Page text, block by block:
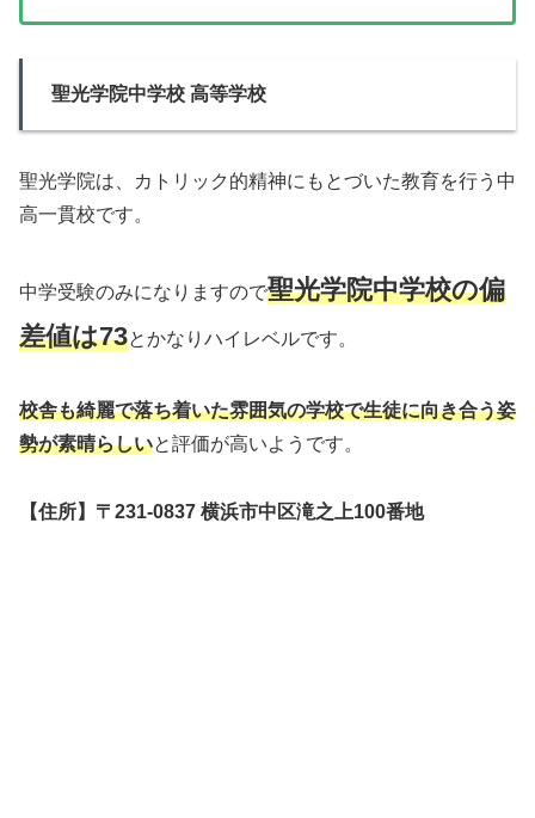
聖光学院中学校 高等学校
聖光学院は、カトリック的精神にもとづいた教育を行う中
高一貫校です。
中学受験のみになりますので聖光学院中学校の偏
差値は73とかなりハイレベルです。
校舎も綺麗で落ち着いた雰囲気の学校で生徒に向き合う姿
勢が素晴らしいと評価が高いようです。
【住所】〒231-0837 横浜市中区滝之上100番地